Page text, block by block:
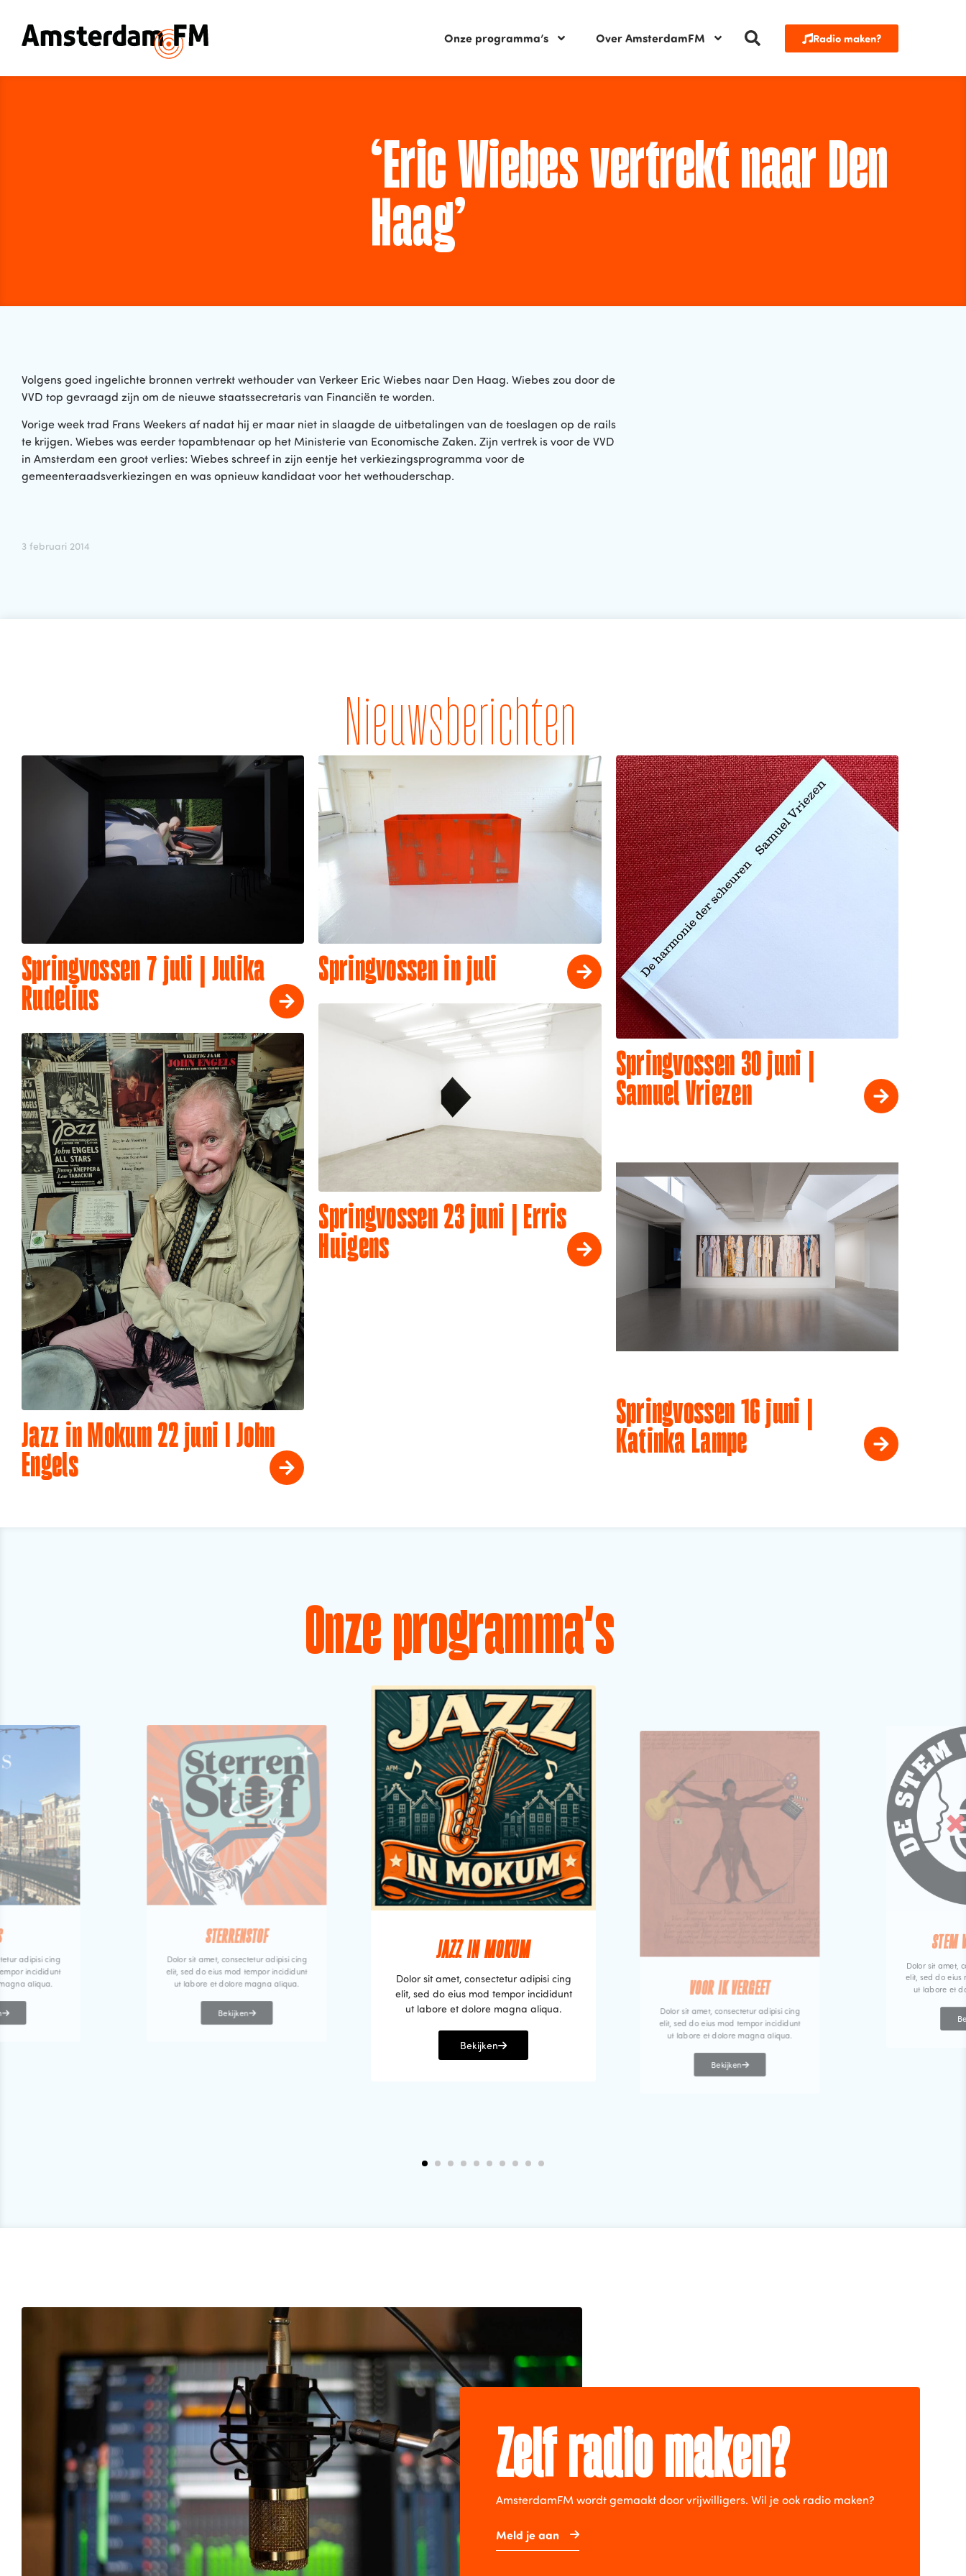
Onze programma’s Over AmsterdamFM Radio maken?
‘Eric Wiebes vertrekt naar Den
Haag’
Volgens goed ingelichte bronnen vertrekt wethouder van Verkeer Eric Wiebes naar Den Haag. Wiebes zou door de
VVD top gevraagd zijn om de nieuwe staatssecretaris van Financiën te worden.
Vorige week trad Frans Weekers af nadat hij er maar niet in slaagde de uitbetalingen van de toeslagen op de rails
te krijgen. Wiebes was eerder topambtenaar op het Ministerie van Economische Zaken. Zijn vertrek is voor de VVD
in Amsterdam een groot verlies: Wiebes schreef in zijn eentje het verkiezingsprogramma voor de
gemeenteraadsverkiezingen en was opnieuw kandidaat voor het wethouderschap.
3 februari 2014
Nieuwsberichten
Springvossen 7 juli | Julika
Rudelius
Springvossen in juli
Springvossen 30 juni |
Samuel Vriezen
Springvossen 23 juni | Erris
Huigens
Jazz in Mokum 22 juni I John
Engels
Springvossen 16 juni |
Katinka Lampe
Onze programma's
adipisi cing
incididunt
aliqua.
STERRENSTOF
Dolor sit amet, consectetur adipisi cing
elit, sed do eius mod tempor incididunt
ut labore et dolore magna aliqua.
Bekijken
JAZZ IN MOKUM
Dolor sit amet, consectetur adipisi cing
elit, sed do eius mod tempor incididunt
ut labore et dolore magna aliqua.
Bekijken
VOOR IK VERGEET
Dolor sit amet, consectetur adipisi cing
elit, sed do eius mod tempor incididunt
ut labore et dolore magna aliqua.
Bekijken
STEM
Dolor sit amet,
elit, sed do eius
ut labore et
Zelf radio maken?
AmsterdamFM wordt gemaakt door vrijwilligers. Wil je ook radio maken?
Meld je aan